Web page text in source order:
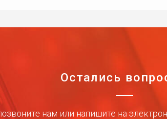
Остались
нам или напишите на